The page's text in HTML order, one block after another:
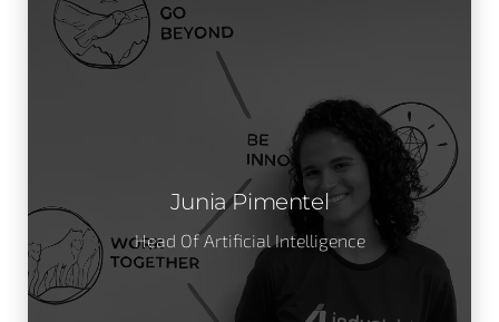
Junia Pimentel
Head Of Artificial Intelligence